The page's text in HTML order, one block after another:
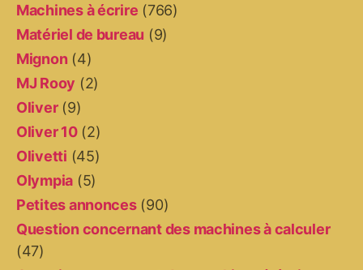
Machines à écrire (766)
Matériel de bureau (9)
Mignon (4)
MJ Rooy (2)
Oliver(9)
Oliver 10(2)
Olivetti (45)
Olympia (5)
Petites annonces(90)
Question concernant des machines à calculer
(47)